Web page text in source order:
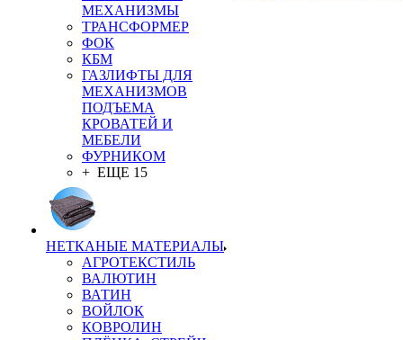
МЕХАНИЗМЫ
ТРАНСФОРМЕР
ФОК
КБМ
ГАЗЛИФТЫ ДЛЯ
МЕХАНИЗМОВ
ПОДЪЕМА
КРОВАТЕЙ И
МЕБЕЛИ
ФУРНИКОМ
+ ЕЩЕ 15
НЕТКАНЫЕ МАТЕРИАЛЫ
АГРОТЕКСТИЛЬ
ВАЛЮТИН
ВАТИН
ВОЙЛОК
КОВРОЛИН